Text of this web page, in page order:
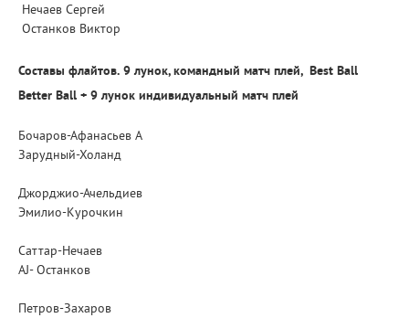
Нечаев Сергей
Останков Виктор
Составы флайтов. 9 лунок, командный матч плей, Best Ball
Better Ball + 9 лунок индивидуальный матч плей
Бочаров-Афанасьев А
Зарудный-Холанд
Джорджио-Ачельдиев
Эмилио-Курочкин
Саттар-Нечаев
AJ- Останков
Петров-Захаров